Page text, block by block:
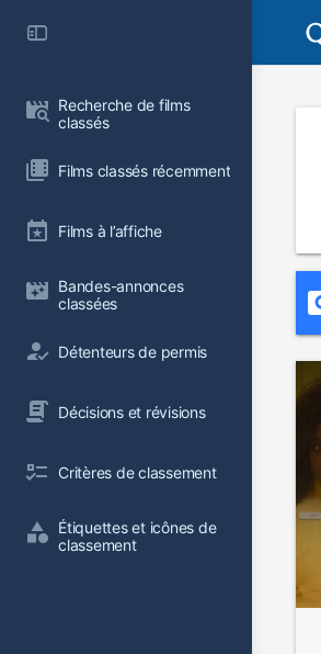
Recherche de films
classés
Films classés récemment
Films à l’affiche
Bandes-annonces
classées
Détenteurs de permis
Décisions et révisions
Critères de classement
Étiquettes et icônes de
classement